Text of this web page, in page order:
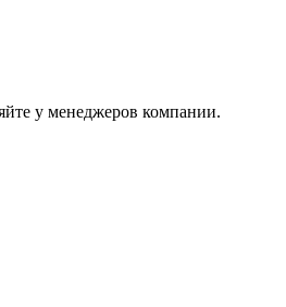
у менеджеров компании.